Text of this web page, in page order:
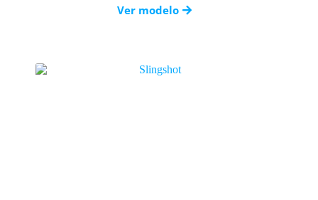
Ver modelo